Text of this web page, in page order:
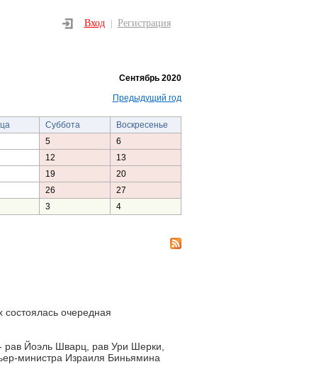
Вход Регистрация
Сентябрь 2020
Предыдущий год
Суббота
Воскресенье
5
6
12
13
19
20
26
27
3 4
очередная
рав Йоэль Шварц, рав Ури Шерки,
министра Израиля Биньямина